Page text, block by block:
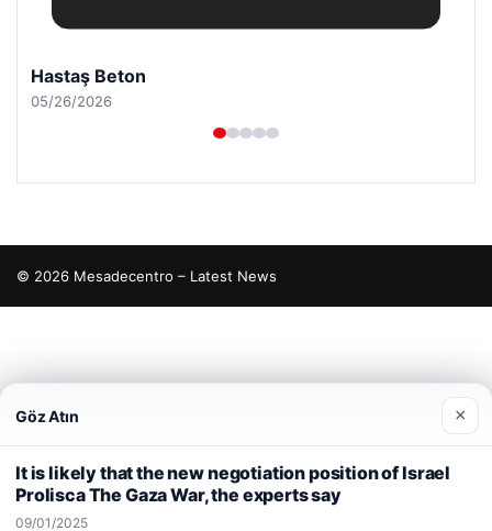
Prenses Night Club
04/29/2026
© 2026 Mesadecentro – Latest News
kullanıyoruz.Çerez Politikamız
Göz Atın ×
It is likely that the new negotiation position of Israel
Prolisca The Gaza War, the experts say
09/01/2025